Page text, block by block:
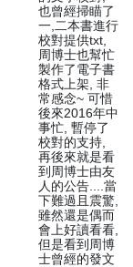
也曾經掃瞄了
一,二本書進行
校對提供txt,
周博士也幫忙
製作了電子書
格式上架, 非
常感念~ 可惜
後來2016年中
事忙, 暫停了
校對的支持,
再後來就是看
到周博士由友
人的公告....當
下難過且震驚,
雖然還是偶而
會上好讀看看,
但是看到周博
士曾經的發文